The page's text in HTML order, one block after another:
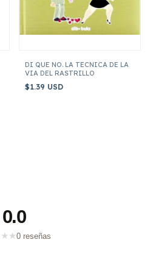
DI QUE NO. LA TECNICA DE LA
VIA DEL RASTRILLO
$1.39 USD
0.0
★ ★0 reseñas